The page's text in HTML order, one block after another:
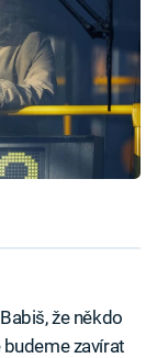
že někdo
zavírat